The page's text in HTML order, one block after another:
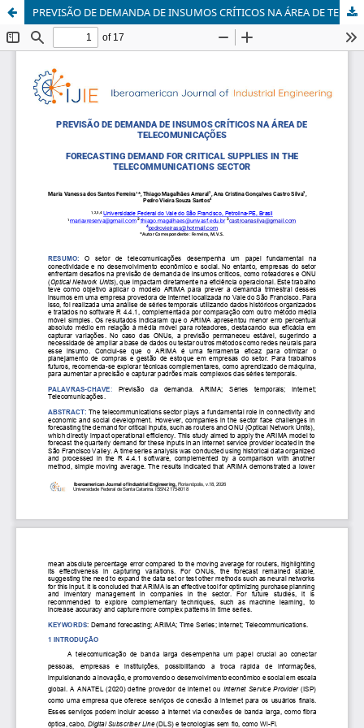
PREVISÃO DE DEMANDA DE INSUMOS CRÍTICOS NA ÁREA DE TELECOMUNICAÇÕES